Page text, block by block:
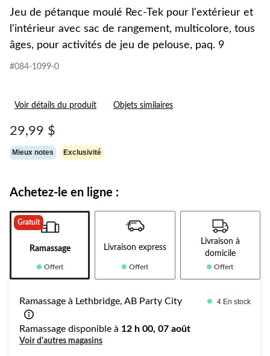
Jeu de pétanque moulé Rec-Tek pour l'extérieur et
l'intérieur avec sac de rangement, multicolore, tous
âges, pour activités de jeu de pelouse, paq. 9
#084-1099-0
Voir détails du produit Objets similaires
29,99 $
Mieux notes Exclusivité
Achetez-le en ligne :
Gratuit
Ramassage
Offert
Livraison express
Offert
Livraison à
domicile
Offert
Ramassage à Lethbridge, AB Party City 4 En stock
Ramassage disponible à 12 h 00, 07 août
Voir d'autres magasins